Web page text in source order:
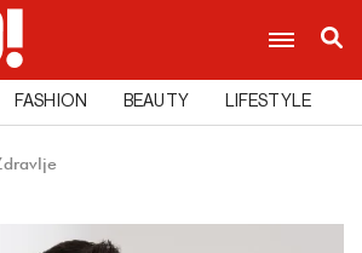
FASHION BEAUTY LIFESTYLE